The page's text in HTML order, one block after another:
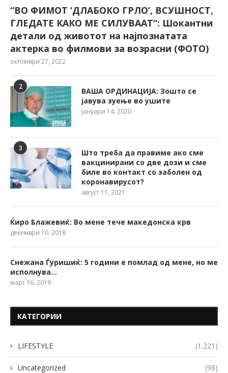
“ВО ФИМОТ ‘ДЛАБОКО ГРЛО’, ВСУШНОСТ,
ГЛЕДАТЕ КАКО МЕ СИЛУВААТ“: Шокантни
детали од животот на најпознатата
актерка во филмови за возрасни (ФОТО)
октомври 27, 2022
2
ВАША ОРДИНАЦИЈА: Зошто се
јавува зуење во ушите
јануари 14, 2020
3
Што треба да правиме ако сме
вакцинирани со две дози и сме
биле во контакт со заболен од
коронавирусот?
август 11, 2021
Ќиро Блажевиќ: Во мене тече македонска крв
декември 10, 2018
Снежана Ѓуришиќ: 5 години е помлад од мене, но ме
исполнува…
март 16, 2019
КАТЕГОРИИ
LIFESTYLE (1.221)
Uncategorized (98)